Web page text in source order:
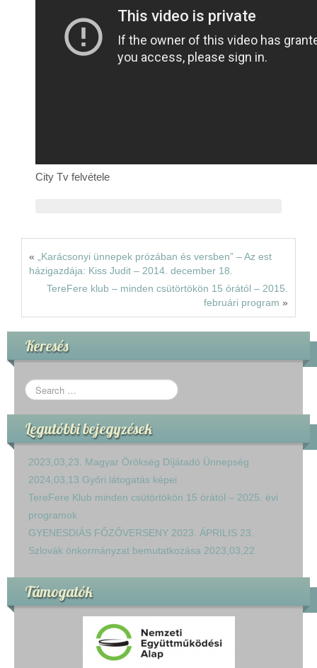
City Tv felvétele
«
„Karácsonyi ünnepek prózában és versben” – Az est
házigazdája: Kiss Judit – 2014. december 18.
TereFere klub – minden csütörtökön 15 órától – 2015.
februári program »
Keresés
Legutóbbi bejegyzések
2023,03,23. Magyar Örökség Díjátadó Ünnepség
2024,03,13 Győri látogatás képei
TereFere Klub minden csütörtökön 15 órától – 2025. évi
programok
GYENESDIÁS FŐZŐVERSENY 2023. ÁPRILIS 23.
Szlovák önkormányzat bemutatkozása 2023,03,22
Támogatók